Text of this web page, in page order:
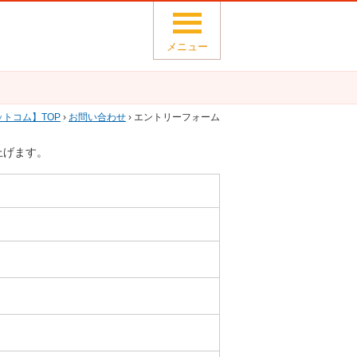
メニュー
トコム TOP › お問い合わせ › エントリーフォーム
ます。